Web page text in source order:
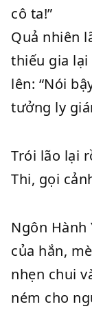
cô ta!”
Quả nhiên
thiếu gia
lên: “Nói
tưởng ly
Trói lão lại
Thi, gọi
Ngôn Hành
của hắn,
nhẹn chui
ném cho